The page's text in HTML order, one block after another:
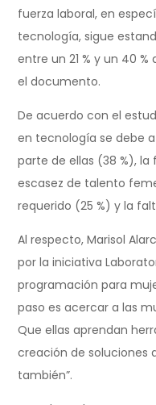
fuerza laboral, en
tecnología, sigue
entre un 21 % y un 40
el documento.
De acuerdo con el
en tecnología se debe
parte de ellas (38 %),
escasez de talento
requerido (25 %) y la
Al respecto, Marisol
por la iniciativa
programación para
paso es acercar a las
Que ellas aprendan
creación de soluciones
también”.